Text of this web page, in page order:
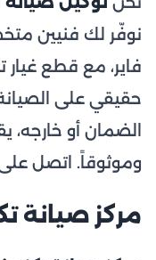
نوفّر لك فنيين
فاير، مع قطع غيار
حقيقي على
الضمان أو خارجه،
وموثوقاً. اتصل على
مركز صيانة